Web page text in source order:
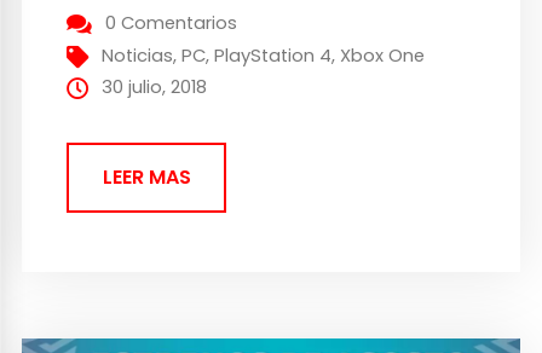
duda alguna, estamos en una época de
explotación de los videojuegos. Cada
mes podemos esperar un gran
0 Comentarios
Noticias,PC,PlayStation 4, Xbox One
30 julio, 2018
LEER MAS